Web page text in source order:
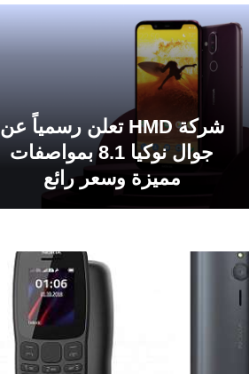
شركة HMD تعلن رسمياً عن
جوال نوكيا 8.1 بمواصفات
مميزة وسعر رائع